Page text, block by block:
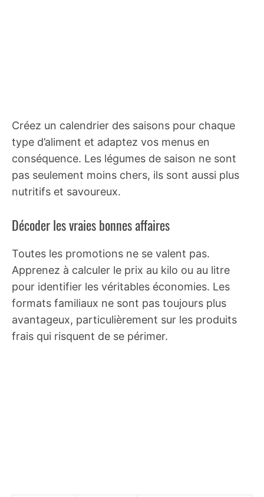
Créez un calendrier des saisons pour chaque
type d’aliment et adaptez vos menus en
conséquence. Les légumes de saison ne sont
pas seulement moins chers, ils sont aussi plus
nutritifs et savoureux.
Décoder les vraies bonnes affaires
Toutes les promotions ne se valent pas.
Apprenez à calculer le prix au kilo ou au litre
pour identifier les véritables économies. Les
formats familiaux ne sont pas toujours plus
avantageux, particulièrement sur les produits
frais qui risquent de se périmer.